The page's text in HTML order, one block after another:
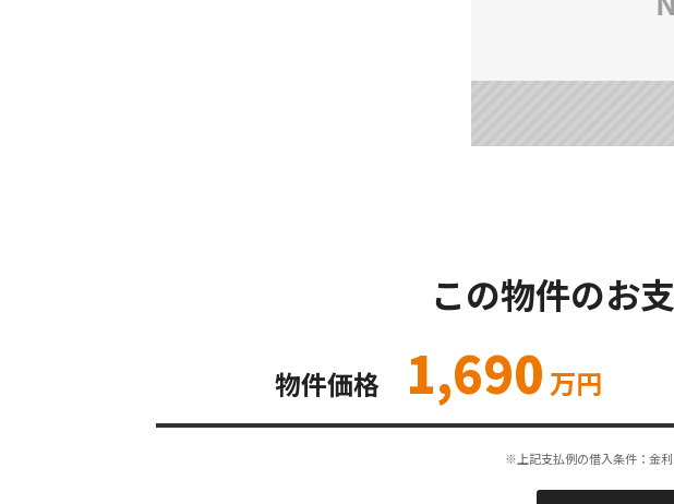
この物件のお
物件価格 1,690 万円
※上記支払例の借入条件：金